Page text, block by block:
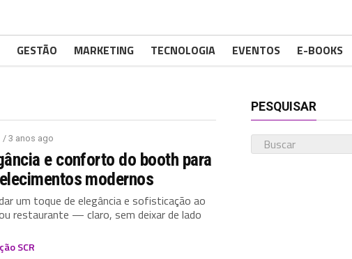
GESTÃO MARKETING TECNOLOGIA EVENTOS E-BOOKS
/ 3 anos ago
e conforto do booth para
modernos
um toque de elegância e sofisticação ao
restaurante — claro, sem deixar de lado
SCR
PESQUISAR